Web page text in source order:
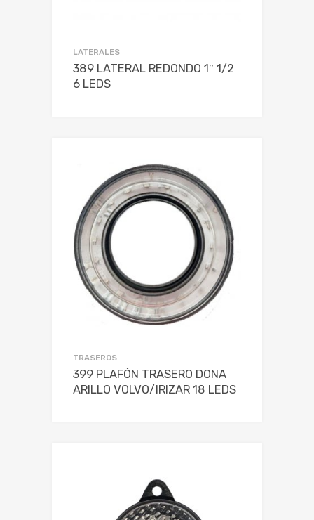
LATERALES
389 LATERAL REDONDO 1″ 1/2
6 LEDS
TRASEROS
399 PLAFÓN TRASERO DONA
ARILLO VOLVO/IRIZAR 18 LEDS